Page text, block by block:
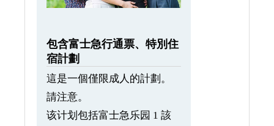
包含富士急行通票、特別住
宿計劃
這是一個僅限成人的計劃。
請注意。
该计划包括富士急乐园 1 該